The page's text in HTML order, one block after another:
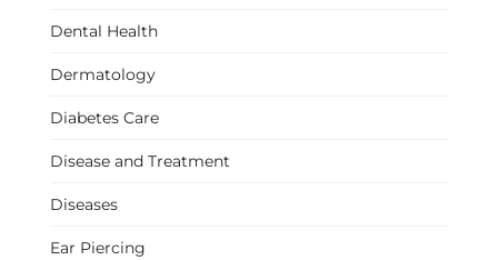
Dental Health
Dermatology
Diabetes Care
Disease and Treatment
Diseases
Ear Piercing